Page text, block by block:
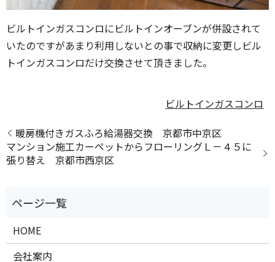
ビルトインガスコンロにビルトインオーブンが併設されて
いたのですがあまり利用しないとの事で収納に変更しビル
トインガスコンロだけ交換させて頂きました。
ビルトインガスコンロ
暖房機付きガスふろ給湯器交換 京都市中京区
マンション施工カーペットからフローリングＬ－４５に
張り替え 京都市西京区
HOME
会社案内